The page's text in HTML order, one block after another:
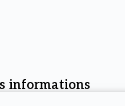
informations